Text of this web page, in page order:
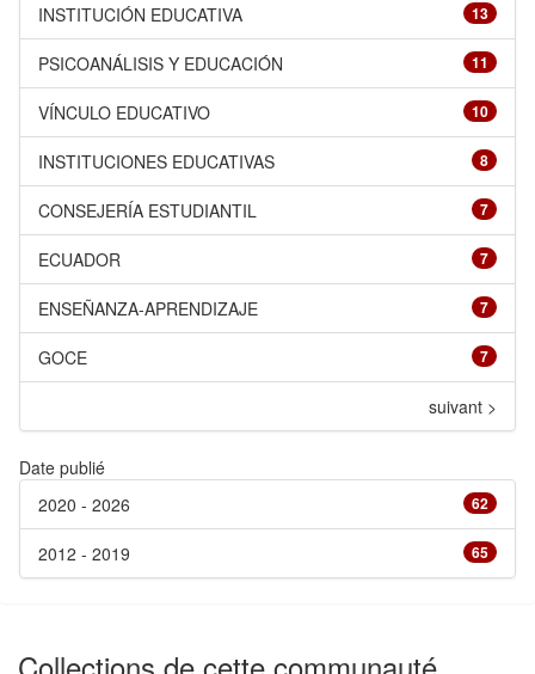
13
INSTITUCIÓN EDUCATIVA
11
PSICOANÁLISIS Y EDUCACIÓN
10
VÍNCULO EDUCATIVO
8
INSTITUCIONES EDUCATIVAS
7
CONSEJERÍA ESTUDIANTIL
7
ECUADOR
7
ENSEÑANZA-APRENDIZAJE
7
GOCE
suivant >
Date publié
62
2020 - 2026
65
2012 - 2019